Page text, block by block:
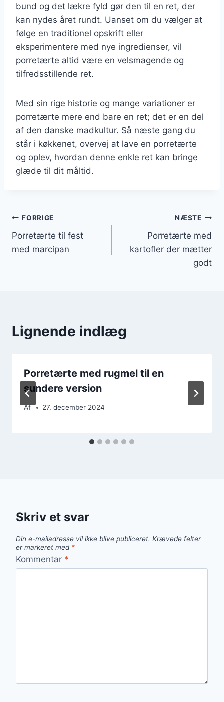
bund og det lækre fyld gør den til en ret, der
kan nydes året rundt. Uanset om du vælger at
følge en traditionel opskrift eller
eksperimentere med nye ingredienser, vil
porretærte altid være en velsmagende og
tilfredsstillende ret.
Med sin rige historie og mange variationer er
porretærte mere end bare en ret; det er en del
af den danske madkultur. Så næste gang du
står i køkkenet, overvej at lave en porretærte
og oplev, hvordan denne enkle ret kan bringe
glæde til dit måltid.
Indlægsnavigation
FORRIGE
Porretærte til fest
med marcipan
NÆSTE
Porretærte med
kartofler der mætter
godt
Lignende indlæg
Porretærte med rugmel til en
sundere version
Af 27. december 2024
Skriv et svar
Din e-mailadresse vil ikke blive publiceret. Krævede felter
er markeret med *
Kommentar *